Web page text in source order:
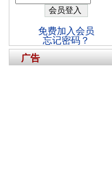
免费加入会员
忘记密码？
广告